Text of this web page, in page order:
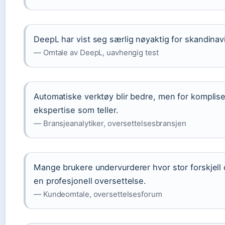
DeepL har vist seg særlig nøyaktig for
— Omtale av DeepL, uavhengig test
Automatiske verktøy blir bedre, men for
ekspertise som teller.
— Bransjeanalytiker, oversettelsesbransjen
Mange brukere undervurderer hvor stor
en profesjonell oversettelse.
— Kundeomtale, oversettelsesforum